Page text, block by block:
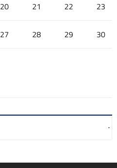
20 21 22 23
27 28 29 30